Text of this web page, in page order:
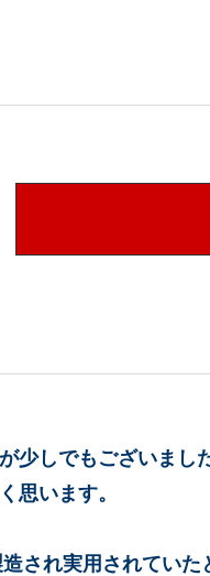
少しでもございま
思います。
され実用されてい